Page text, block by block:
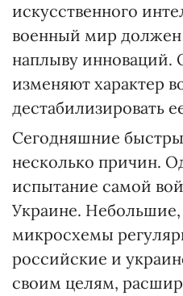
искусственного
военный мир должен
наплыву инноваций.
изменяют характер
дестабилизировать
Сегодняшние
несколько причин.
испытание самой
Украине.
микросхемы
российские и
своим целям,